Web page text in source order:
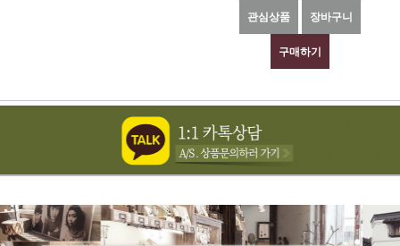
관심상품 장바구니
구매하기